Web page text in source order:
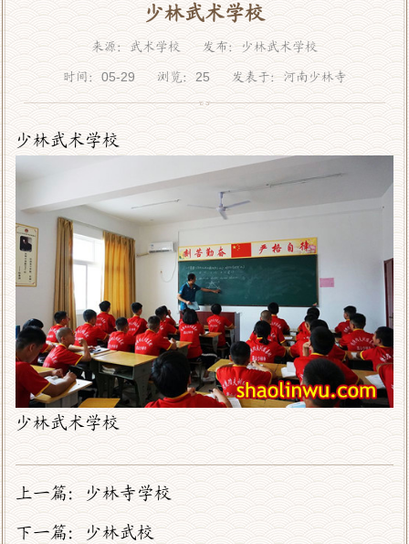
少林武术学校
来源：武术学校 发布：少林武术学校
时间：05-29 浏览： 25发表于：河南少林寺
少林武术学校
少林武术学校
上一篇： 少林寺学校
下一篇： 少林武校